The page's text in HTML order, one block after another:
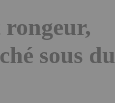
rongeur,
sous du